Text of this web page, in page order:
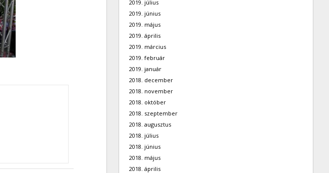
2019. július
2019. június
2019. május
2019. április
2019. március
2019. február
2019. január
2018. december
2018. november
2018. október
2018. szeptember
2018. augusztus
2018. július
2018. június
2018. május
2018. április